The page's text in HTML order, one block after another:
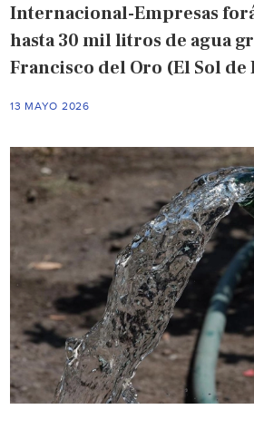
Internacional-Empresas
hasta 30 mil litros de agua
Francisco del Oro (El Sol de
13 MAYO 2026